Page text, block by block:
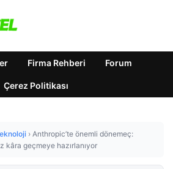
Firma Rehberi Forum
Çerez Politikası
› Anthropic’te önemli dönemeç:
kâra geçmeye hazırlanıyor